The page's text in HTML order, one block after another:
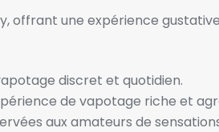
offrant une expérience
discret et quotidien.
de vapotage riche et
aux amateurs de